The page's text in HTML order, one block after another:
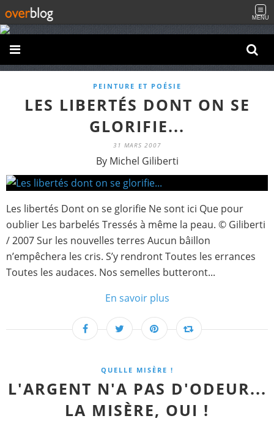
MENU
PEINTURE ET POÉSIE
LES LIBERTÉS DONT ON SE
GLORIFIE...
31 MARS 2007
By Michel Giliberti
Les libertés Dont on se glorifie Ne sont ici Que pour
oublier Les barbelés Tressés à même la peau. © Giliberti
/ 2007 Sur les nouvelles terres Aucun bâillon
n’empêchera les cris. S’y rendront Toutes les errances
Toutes les audaces. Nos semelles butteront...
En savoir plus
QUELLE MISÈRE !
L'ARGENT N'A PAS D'ODEUR...
LA MISÈRE, OUI !